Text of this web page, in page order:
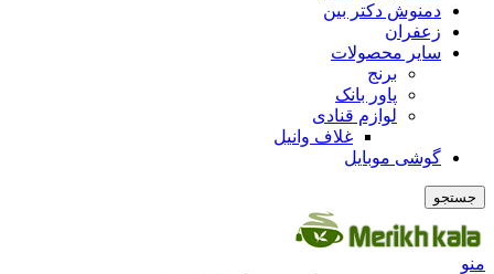
دمنوش دکتر بین
زعفران
سایر محصولات
برنج
پاور بانک
لوازم قنادی
غلاف وانیل
گوشی موبایل
جستجو
منو